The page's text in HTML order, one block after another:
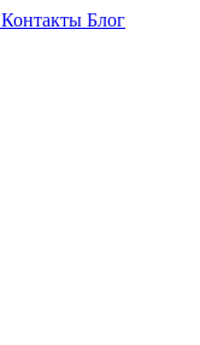
Контакты Блог